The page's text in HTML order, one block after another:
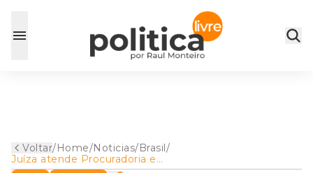
Voltar/Home/Noticias/Brasil/
Juíza atende Procuradoria e
manda Bolsonaro suspender